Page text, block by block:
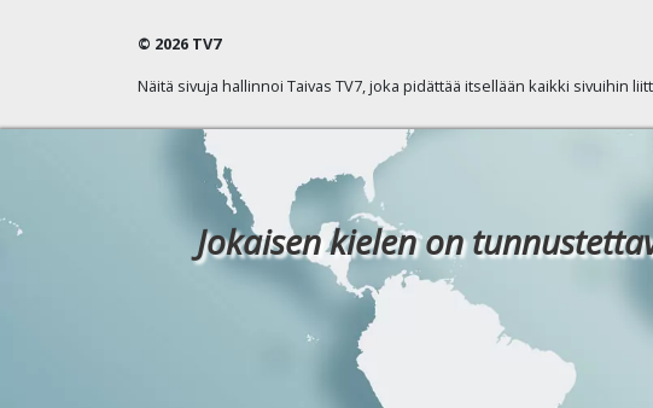
© 2026 TV7
Näitä sivuja hallinnoi Taivas TV7, joka pidättää itsellään kaikki sivuihin
Jokaisen kielen on